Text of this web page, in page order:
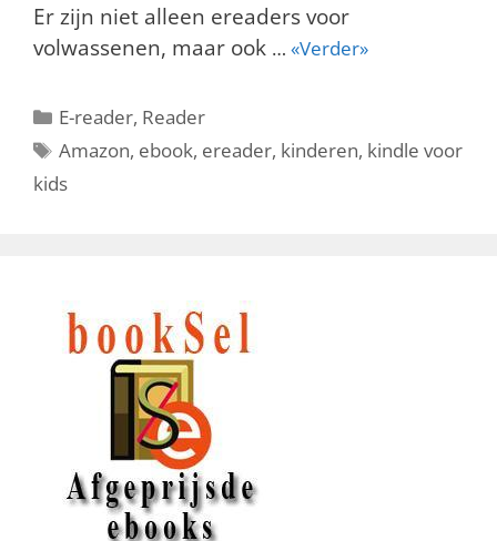
Er zijn niet alleen ereaders voor
volwassenen, maar ook … «Verder»
Categorieën
E-reader, Reader
Tags
Amazon, ebook, ereader, kinderen, kindle voor
kids